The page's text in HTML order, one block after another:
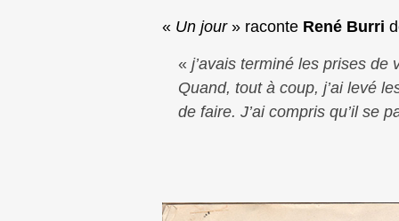
« Un jour» raconte René Burri
« j’avais terminé les prises
Quand, tout à coup, j’ai levé
de faire. J’ai compris qu’il se